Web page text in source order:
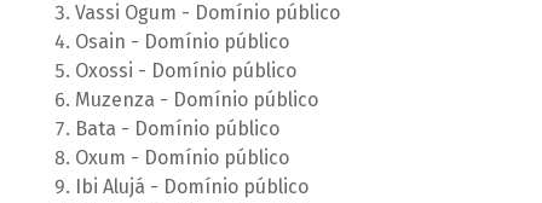
Vassi Ogum - Domínio público
Osain - Domínio público
Oxossi - Domínio público
Muzenza - Domínio público
Bata - Domínio público
Oxum - Domínio público
Ibi Alujá - Domínio público